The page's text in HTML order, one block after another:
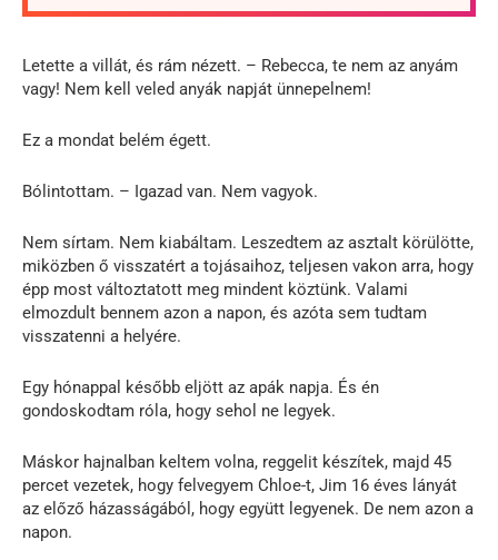
Letette a villát, és rám nézett. – Rebecca, te nem az anyám
vagy! Nem kell veled anyák napját ünnepelnem!
Ez a mondat belém égett.
Bólintottam. – Igazad van. Nem vagyok.
Nem sírtam. Nem kiabáltam. Leszedtem az asztalt körülötte,
miközben ő visszatért a tojásaihoz, teljesen vakon arra, hogy
épp most változtatott meg mindent köztünk. Valami
elmozdult bennem azon a napon, és azóta sem tudtam
visszatenni a helyére.
Egy hónappal később eljött az apák napja. És én
gondoskodtam róla, hogy sehol ne legyek.
Máskor hajnalban keltem volna, reggelit készítek, majd 45
percet vezetek, hogy felvegyem Chloe-t, Jim 16 éves lányát
az előző házasságából, hogy együtt legyenek. De nem azon a
napon.